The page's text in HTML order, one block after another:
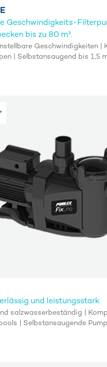
Geschwindigkeits-
bis zu 80 m³.
Geschwindigkeiten |
| Selbstansaugend bis 1,5
und leistungsstark
salzwasserbeständig |
| Selbstansaugende